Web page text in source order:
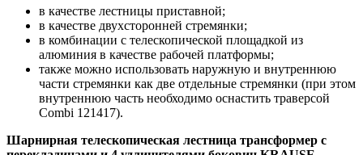
в качестве лестницы приставной;
в качестве двухсторонней стремянки;
в комбинации с телескопической площадкой из
алюминия в качестве рабочей платформы;
также можно использовать наружную и внутреннюю
части стремянки как две отдельные стремянки (при этом
внутреннюю часть необходимо оснастить траверсой
Combi 121417).
Шарнирная телескопическая лестница трансформер с